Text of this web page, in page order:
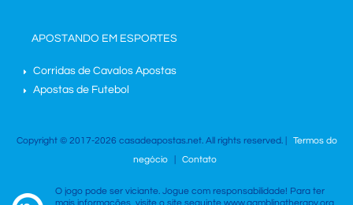
APOSTANDO EM ESPORTES
Corridas de Cavalos Apostas
Apostas de Futebol
Copyright © 2017-2026 casadeapostas.net. All rights reserved. |
Termos do
negócio
Contato
O jogo pode ser viciante. Jogue com responsabilidade! Para ter
mais informações, visite o site seguinte www.gamblingtherapy.org